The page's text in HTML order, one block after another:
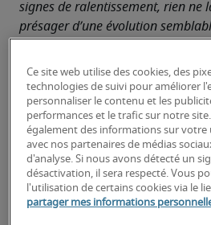
signes de ralentissement, rien ne
présager d’une évolution
exemples de candidats qui font
simultanément et refusent des
correspondent pas à leurs
n’ont pas d’autre choix que de
sur les profils, les rémunérations
proposés si elles veulent voir
recrutements. Les possibilités
aussi un argument fort dans la
Ce site web utilise des cookies, des
technologies de suivi pour améliorer
personnaliser le contenu et les
performances et le trafic sur notre
également des informations sur
avec nos partenaires de médias
d'analyse. Si nous avons détecté un
désactivation, il sera respecté. Vous
l'utilisation de certains cookies via le
partager mes informations